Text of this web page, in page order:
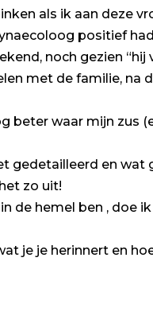
als ik aan deze
positief
noch gezien “hij
met de familie, na
beter waar mijn zus
gedetailleerd en wat
zo uit!
de hemel ben , doe
je je herinnert en